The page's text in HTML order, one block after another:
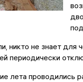
никто не знает для
периодически
лета проводились